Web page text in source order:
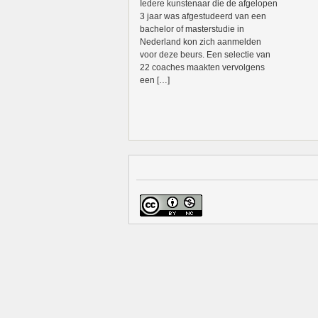
Iedere kunstenaar die de afgelopen
3 jaar was afgestudeerd van een
bachelor of masterstudie in
Nederland kon zich aanmelden
voor deze beurs. Een selectie van
22 coaches maakten vervolgens
een […]